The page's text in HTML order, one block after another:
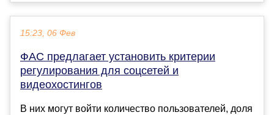
15:23, 06 Фев
ФАС предлагает установить критерии
регулирования для соцсетей и
видеохостингов
В них могут войти количество пользователей, доля